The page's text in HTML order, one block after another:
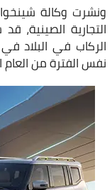
ونشرت وكالة
نفس الفترة من